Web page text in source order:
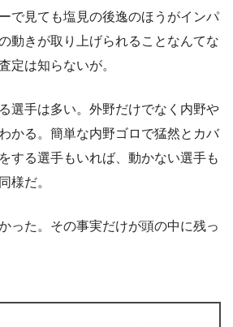
で見ても塩見の後逸のほうがインパ
動きが取り上げられることなんてな
定は知らないが。
選手は多い。外野だけでなく内野や
かる。簡単な内野ゴロで猛然とカバ
する選手もいれば、動かない選手も
様だ。
った。その事実だけが頭の中に残っ